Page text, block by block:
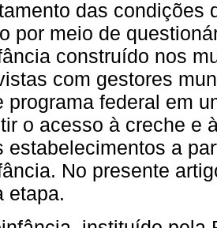
das condições
por meio de
construído nos
com gestores
programa federal em
o acesso à creche e
estabelecimentos a
No presente
etapa.